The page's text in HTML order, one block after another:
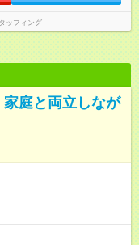
ッフィング
庭と両立しなが